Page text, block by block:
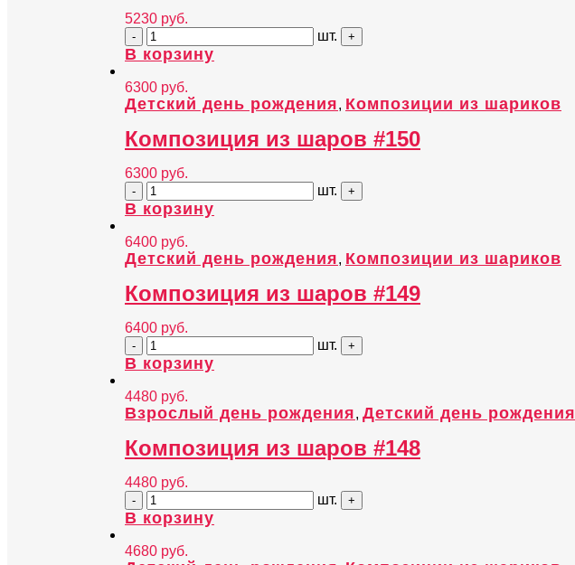
5230 руб.
шт.
В корзину
6300 руб.
Детский день рождения, Композиции из шариков
Композиция из шаров #150
6300 руб.
шт.
В корзину
6400 руб.
Детский день рождения, Композиции из шариков
Композиция из шаров #149
6400 руб.
шт.
В корзину
4480 руб.
Взрослый день рождения, Детский день рождения
Композиция из шаров #148
4480 руб.
шт.
В корзину
4680 руб.